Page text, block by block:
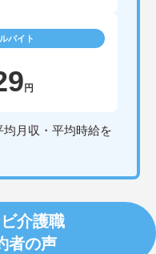
バイト
円
月収・平均時給を
介護職
者の声